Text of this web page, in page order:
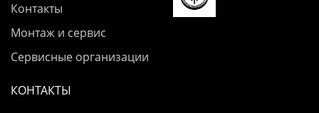
Контакты
Монтаж и сервис
Сервисные организации
КОНТАКТЫ